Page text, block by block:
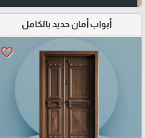
أبواب أمان حديد بالكامل
favorite_border